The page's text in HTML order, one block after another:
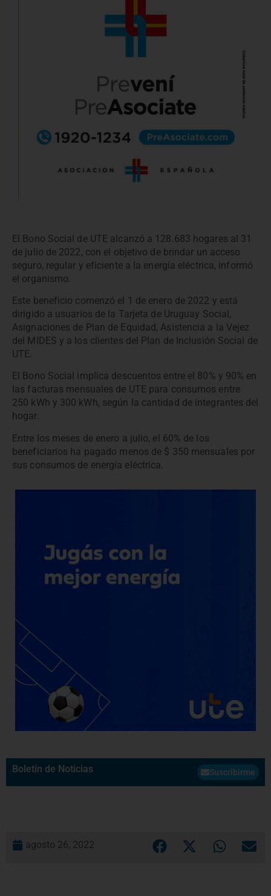
El Bono Social de UTE alcanzó a 128.683 hogares al 31
de julio de 2022, con el objetivo de brindar un acceso
seguro, regular y eficiente a la energía eléctrica, informó
el organismo.
Este beneficio comenzó el 1 de enero de 2022 y está
dirigido a usuarios de la Tarjeta de Uruguay Social,
Asignaciones de Plan de Equidad, Asistencia a la Vejez
del MIDES y a los clientes del Plan de Inclusión Social de
UTE.
El Bono Social implica descuentos entre el 80% y 90% en
las facturas mensuales de UTE para consumos entre
250 kWh y 300 kWh, según la cantidad de integrantes del
hogar.
Entre los meses de enero a julio, el 60% de los
beneficiarios ha pagado menos de $ 350 mensuales por
sus consumos de energía eléctrica.
Boletín de Noticias Suscribirme
agosto 26, 2022